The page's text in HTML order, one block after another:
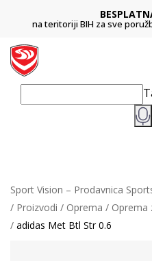
na teritoriji BIH za sve
Sport Vision – Prodavnica
Proizvodi
Oprema Oprema
adidas Met Btl Str 0.6